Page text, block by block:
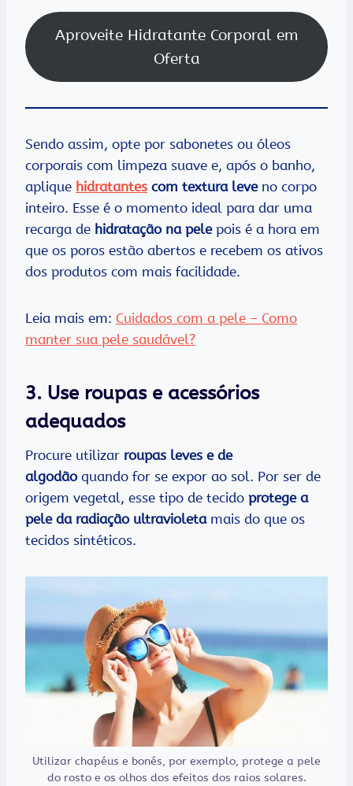
Aproveite Hidratante Corporal em
Oferta
Sendo assim, opte por sabonetes ou óleos
corporais com limpeza suave e, após o banho,
aplique hidratantes com textura leveno corpo
inteiro. Esse é o momento ideal para dar uma
recarga de hidratação na pelepois é a hora em
que os poros estão abertos e recebem os ativos
dos produtos com mais facilidade.
Leia mais em: Cuidados com a pele – Como
manter sua pele saudável?
3. Use roupas e acessórios
adequados
Procure utilizar roupas leves e de
algodãoquando for se expor ao sol. Por ser de
origem vegetal, esse tipo de tecido protege a
pele da radiação ultravioletamais do que os
tecidos sintéticos.
Utilizar chapéus e bonés, por exemplo, protege a pele
do rosto e os olhos dos efeitos dos raios solares.